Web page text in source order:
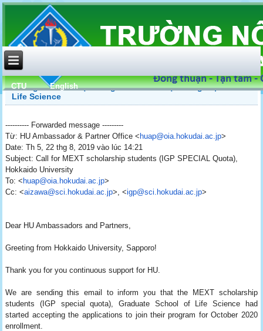
CTU English
Thông báo về 7 học bổng tiến sĩ và 1 học bổng thạc sĩ về
Life Science
---------- Forwarded message ---------
Từ: HU Ambassador & Partner Office < huap@oia.hokudai.ac.jp>
Date: Th 5, 22 thg 8, 2019 vào lúc 14:21
Subject: Call for MEXT scholarship students (IGP SPECIAL Quota),
Hokkaido University
To: < huap@oia.hokudai.ac.jp>
Cc: <aizawa@sci.hokudai.ac.jp>, <igp@sci.hokudai.ac.jp>
Dear HU Ambassadors and Partners,
Greeting from Hokkaido University, Sapporo!
Thank you for you continuous support for HU.
We are sending this email to inform you that the MEXT scholarship
students (IGP special quota), Graduate School of Life Science had
started accepting the applications to join their program for October 2020
enrollment.